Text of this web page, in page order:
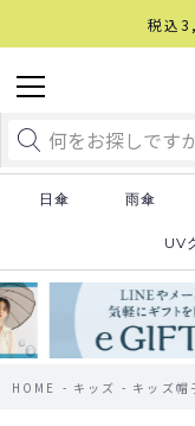
税込
日傘 雨傘
UV
HOME キッズ キッズ帽